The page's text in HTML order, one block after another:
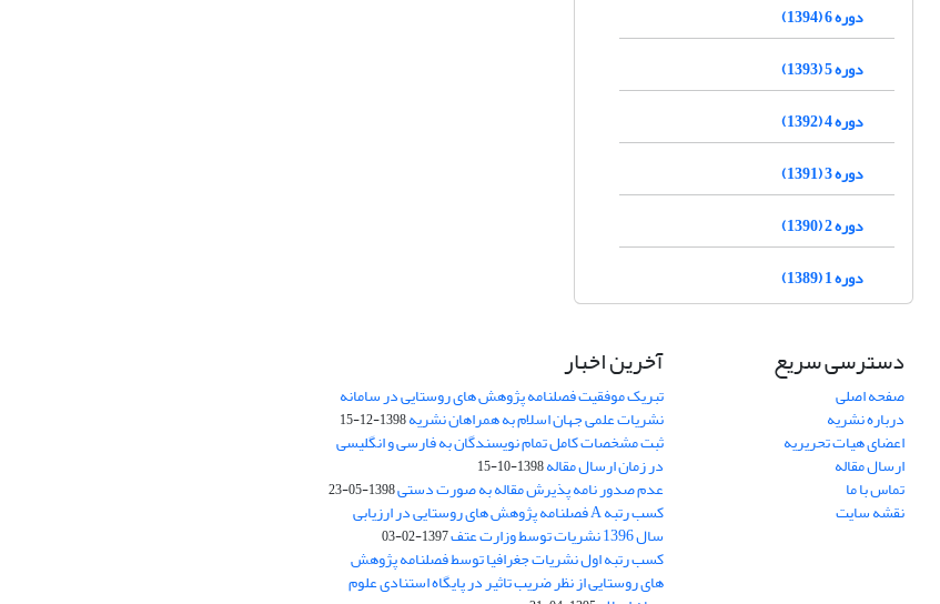
دوره 6 (1394)
دوره 5 (1393)
دوره 4 (1392)
دوره 3 (1391)
دوره 2 (1390)
دوره 1 (1389)
دسترسی سریع
صفحه اصلی
درباره نشریه
اعضای هیات تحریریه
ارسال مقاله
تماس با ما
نقشه سایت
آخرین اخبار
تبریک موفقیت فصلنامه پژوهش های روستایی در سامانه
نشریات علمی جهان اسلام به همراهان نشریه1398-12-15
ثبت مشخصات کامل تمام نویسندگان به فارسی و انگلیسی
در زمان ارسال مقاله1398-10-15
عدم صدور نامه پذیرش مقاله به صورت دستی1398-05-23
کسب رتبه A فصلنامه پژوهش های روستایی در ارزیابی
سال 1396 نشریات توسط وزارت عتف 1397-02-03
کسب رتبه اول نشریات جغرافیا توسط فصلنامه پژوهش
های روستایی از نظر ضریب تاثیر در پایگاه استنادی علوم